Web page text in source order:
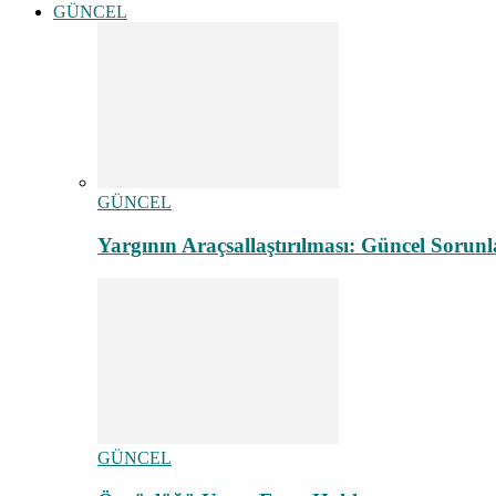
GÜNCEL
GÜNCEL
Yargının Araçsallaştırılması: Güncel
GÜNCEL